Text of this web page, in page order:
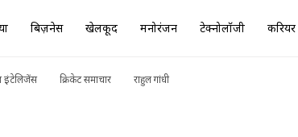
बिज़नेस खेलकूद मनोरंजन टेक्नोलॉजी करियर
इंटेलिजेंस क्रिकेट समाचार राहुल गांधी